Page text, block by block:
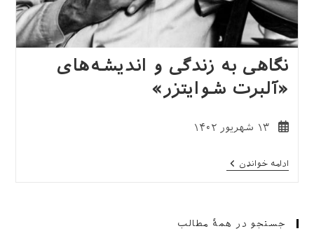
نگاهی به زندگی و اندیشه‌های
«آلبرت شوایتزر»
نوشته
است:
۱۳ شهریور ۱۴۰۲
ادامه خواندننگاهی
«آلبرت
شوایتزر»
جستجو در همهٔ مطالب